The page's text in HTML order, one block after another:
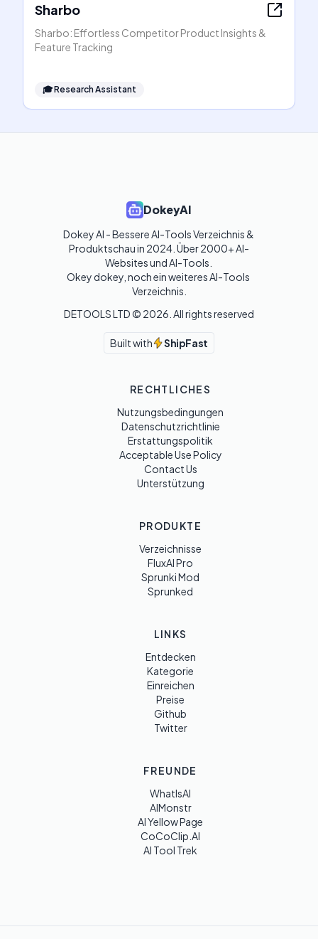
Sharbo
Sharbo: Effortless Competitor Product Insights &
Feature Tracking
🎓Research Assistant
DokeyAI
Dokey AI - Bessere AI-Tools Verzeichnis &
Produktschau in 2024. Über 2000+ AI-
Websites und AI-Tools.
Okey dokey, noch ein weiteres AI-Tools
Verzeichnis.
DETOOLS LTD © 2026 . All rights reserved
Built with ShipFast
RECHTLICHES
Nutzungsbedingungen
Datenschutzrichtlinie
Erstattungspolitik
Acceptable Use Policy
Contact Us
Unterstützung
PRODUKTE
Verzeichnisse
FluxAI Pro
Sprunki Mod
Sprunked
LINKS
Entdecken
Kategorie
Einreichen
Preise
Github
Twitter
FREUNDE
WhatIsAI
AIMonstr
AI Yellow Page
CoCoClip.AI
AI Tool Trek